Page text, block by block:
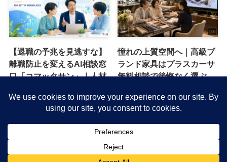
【退職の予兆を見逃すな】
離職防止を変えるAI相談窓
口「コマッタサン」｜人材
2026-07-16 働き方改革 1
憧れの上質空間へ｜高級ブ
ランド家具はプラスカーサ
無料相談で後悔なく選ぶ
1